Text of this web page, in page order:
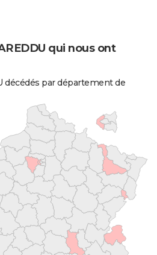
qui nous ont
décédés par département de